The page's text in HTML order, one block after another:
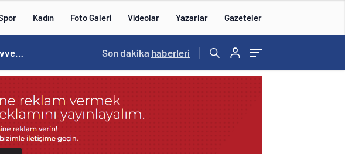
Kadın Foto Galeri Videolar Yazarlar Gazeteler
Norweç silahlı kuvvetleri kadınlardan oluşan özel kuvvetler eğitimlerini başlattı. 15:20 /
Son dakika haberleri